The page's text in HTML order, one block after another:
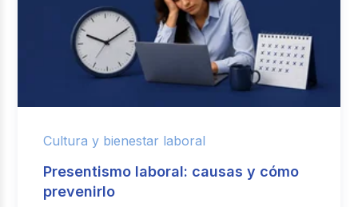
Cultura y bienestar laboral
Presentismo laboral: causas y cómo
prevenirlo